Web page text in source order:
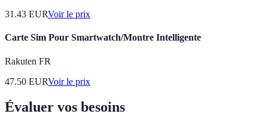
31.43 EURVoir le prix
Carte Sim Pour Smartwatch/Montre Intelligente
Rakuten FR
47.50 EURVoir le prix
Évaluer vos besoins